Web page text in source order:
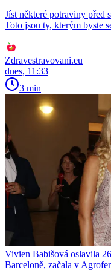
Jíst některé potraviny před
Toto jsou ty, kterým byste
Zdravestravovani.eu
dnes, 11:33
3 min
Vivien Babišová oslavila
Barceloně, začala v